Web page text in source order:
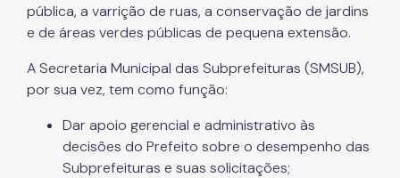
pública, a varrição de ruas, a conservação de jardins
e de áreas verdes públicas de pequena extensão.
A Secretaria Municipal das Subprefeituras (SMSUB),
por sua vez, tem como função:
Dar apoio gerencial e administrativo às
decisões do Prefeito sobre o desempenho das
Subprefeituras e suas solicitações;